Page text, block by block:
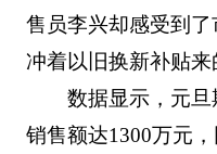
售员李兴却感受到了
冲着以旧换新补贴来
数据显示，元
销售额达1300万元